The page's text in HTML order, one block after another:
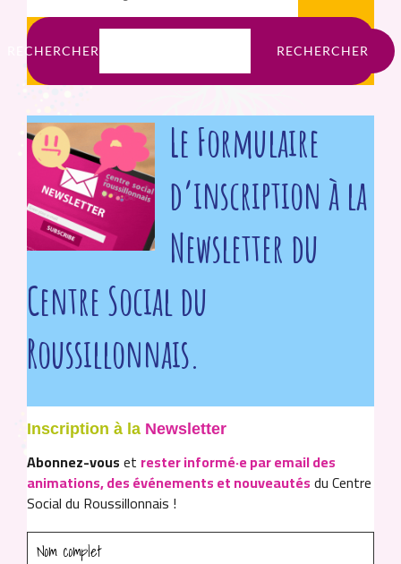
RECHERCHER RECHERCHER
Le Formulaire
d’inscription à la
Newsletter du
Centre Social du
Roussillonnais.
Inscription à la Newsletter
Abonnez-vouset rester informé·e par email des
animations, des événements et nouveautésdu Centre
Social du Roussillonnais !